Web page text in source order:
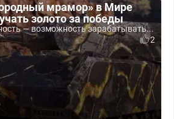
мрамор» в Мире
золото за победы
— возможность зарабатывать...
2